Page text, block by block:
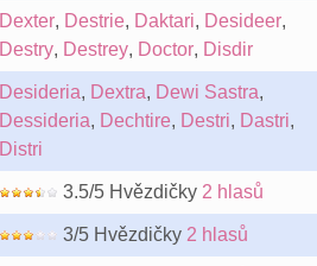
Dexter, Destrie, Daktari, Desideer,
Destry, Destrey, Doctor, Disdir
Desideria, Dextra, Dewi Sastra,
Dessideria, Dechtire, Destri, Dastri,
Distri
3.5/5 Hvězdičky 2 hlasů
3/5 Hvězdičky 2 hlasů